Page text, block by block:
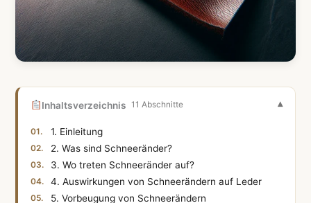
Inhaltsverzeichnis 11 Abschnitte
1. Einleitung
2. Was sind Schneeränder?
3. Wo treten Schneeränder auf?
4. Auswirkungen von Schneerändern auf Leder
5. Vorbeugung von Schneerändern